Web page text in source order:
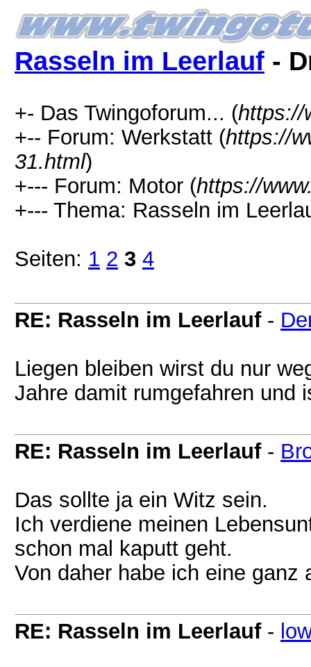
Rasseln im Leerlauf -
+- Das Twingoforum... (https://
+-- Forum: Werkstatt (https://
31.html)
+--- Forum: Motor (https://
+--- Thema: Rasseln im
Seiten: 1 2 3 4
RE: Rasseln im Leerlauf-
Liegen bleiben wirst du nur
Jahre damit rumgefahren und
RE: Rasseln im Leerlauf-
Das sollte ja ein Witz sein.
Ich verdiene meinen
schon mal kaputt geht.
Von daher habe ich eine
RE: Rasseln im Leerlauf-